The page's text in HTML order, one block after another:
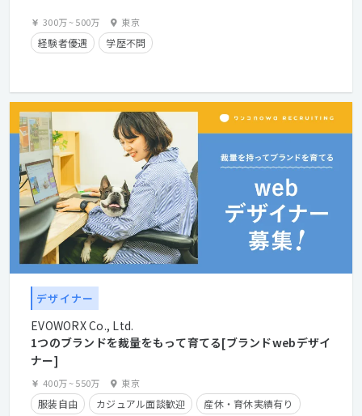
300万~500万 東京
経験者優遇 学歴不問
デザイナー
EVOWORX Co., Ltd.
1つのブランドを裁量をもって育てる[ブランドwebデザイ
ナー]
400万~550万 東京
服装自由 カジュアル面談歓迎
産休・育休実績有り